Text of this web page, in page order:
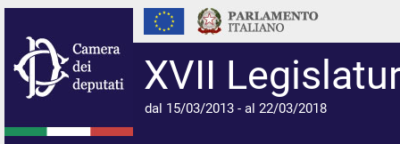
XVII
dal 15/03/2013 - al 22/03/2018